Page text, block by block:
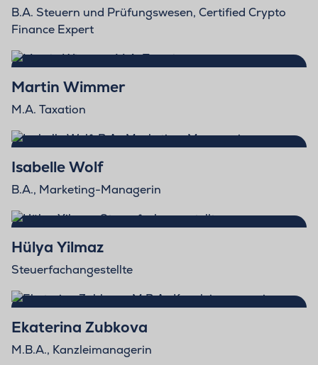
B.A. Steuern und Prüfungswesen, Certified Crypto
Finance Expert
Martin Wimmer
M.A. Taxation
Isabelle Wolf
B.A., Marketing-Managerin
Hülya Yilmaz
Steuerfachangestellte
Ekaterina Zubkova
M.B.A., Kanzleimanagerin